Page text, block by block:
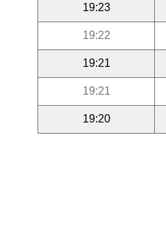
19:23
19:22
19:21
19:21
19:20